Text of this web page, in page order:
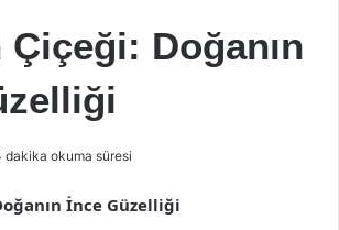
Çiçeği: Doğanın
dakika okuma süresi
İnce Güzelliği